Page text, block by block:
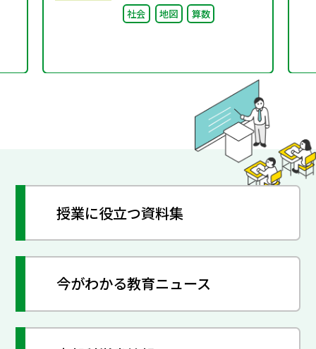
社会
地図 算数
授業に役立つ資料集
今がわかる教育ニュース